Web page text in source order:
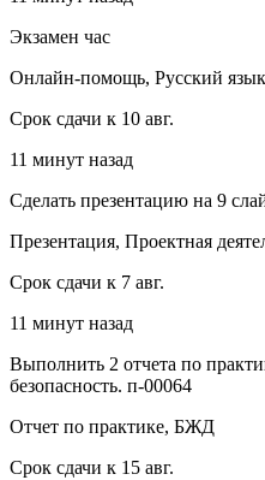
Экзамен час
Онлайн-помощь, Русский язык
Срок сдачи к 10 авг.
11 минут назад
Сделать презентацию на 9
Презентация, Проектная
Срок сдачи к 7 авг.
11 минут назад
Выполнить 2 отчета по
безопасность. п-00064
Отчет по практике, БЖД
Срок сдачи к 15 авг.